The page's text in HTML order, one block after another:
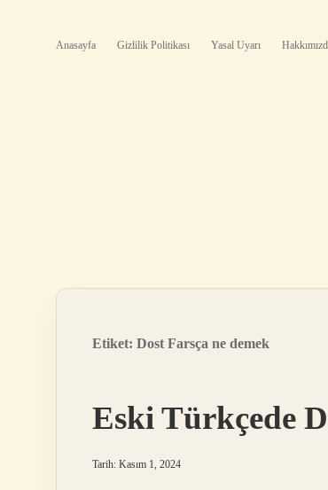
Anasayfa Gizlilik Politikası Yasal Uyarı
Etiket: Dost Farsça ne demek
Eski Türkçede
Tarih: Kasım 1, 2024